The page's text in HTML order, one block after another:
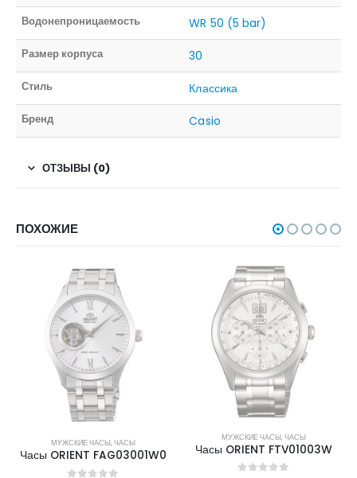
Водонепроницаемость WR 50 (5 bar)
Размер корпуса 30
Стиль Классика
Бренд Casio
ОТЗЫВЫ (0)
ПОХОЖИЕ
НЕТ В НАЛИЧИИ
МУЖСКИЕ ЧАСЫ,ЧАСЫ
Часы ORIENT FAG03001W0
НЕТ В НАЛИЧИИ
МУЖСКИЕ ЧАСЫ,ЧАСЫ
Часы ORIENT FTV01003W